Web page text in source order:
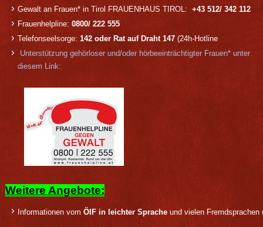
Gewalt an Frauen* in Tirol FRAUENHAUS TIROL: +43 512/ 342 112
Frauenhelpline:0800/ 222 555
Telefonseelsorge: 142 oder Rat auf Draht 147 (24h-Hotline
Unterstützung gehörloser und/oder hörbeeinträchtigter Frauen* unter
diesem Link:
Weitere Angebote:
Informationen vomÖIF in leichter Sprache und vielen